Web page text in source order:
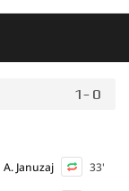
1 - 0
33'
A. Januzaj